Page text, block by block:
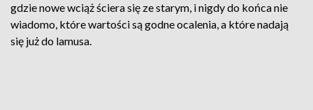
gdzie nowe wciąż ściera się ze starym, i nigdy do końca nie
wiadomo, które wartości są godne ocalenia, a które nadają
się już do lamusa.